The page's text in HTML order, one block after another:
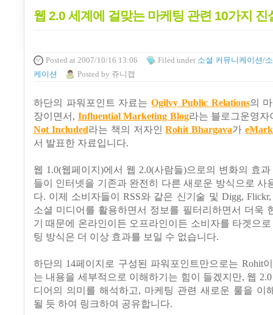
웹 2.0 세계에 걸맞는 마케팅 관련 10가지 진
Posted at 2007/10/16 13:06 Filed under 소셜 커뮤니케이션/
케이션
Posted by 쥬니캡
하단의 파워포인트 자료는Ogilvy Public Relations의
장이면서, Influential Marketing Blog라는 블로그운영
Not Included라는 책의 저자인Rohit Bhargava가
서 발표한 자료입니다.
웹 1.0(웹페이지)에서 웹 2.0(사람들)으로의 변화의 효
들이 인터넷을 기존과 완전히 다른 새로운 방식으로 사
다. 이제 소비자들이 RSS와 같은 신기술 및 Digg, Flickr,
소셜 미디어를 활용하면서 정보를 필터리하면서 더욱
기 때문에 온라인이든 오프라인이든 소비자를 타겟으
팅 방식은 더 이상 효과를 보일 수 없습니다.
하단의 14페이지로 구성된 파워포인트만으로는 Rohit
는 내용을 세부적으로 이해하기는 힘이 들겠지만, 웹
디어의 의미를 해석하고, 마케팅 관련 새로운 룰을 이
될 듯 하여 링크하여 공유합니다.